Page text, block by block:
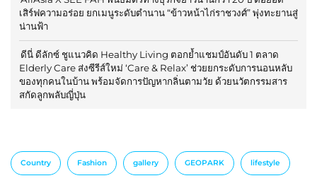
เสิร์ฟความอร่อย ยกเมนูระดับตำนาน “ข้าวหน้าไก่ราชวงศ์” พุ่งทะยานสู่
น่านฟ้า
ดีนี่ ดีลักซ์ ชูแนวคิด Healthy Living ตอกย้ำแชมป์อันดับ 1 ตลาด
Elderly Care ส่งซีรีส์ใหม่ ‘Care & Relax’ ช่วยยกระดับการนอนหลับ
ของทุกคนในบ้าน พร้อมจัดการปัญหากลิ่นตามวัย ด้วยนวัตกรรมสาร
สกัดลูกพลับญี่ปุ่น
Country Fashion gallery GEOPARK lifestyle